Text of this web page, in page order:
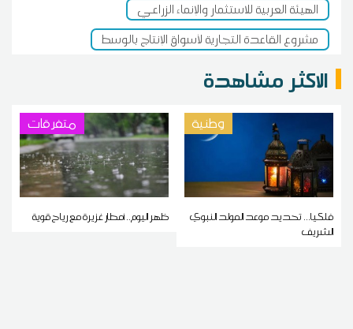
الهيئة العربية للاستثمار والإنماء الزراعي
مشروع القاعدة التجارية لأسواق الإنتاج بالوسط
الاكثر مشاهدة
وطنية
فلكيا... تحديد موعد المولد النبوي
الشريف
متفرقات
ظهر اليوم.. أمطار غزيرة مع رياح قوية